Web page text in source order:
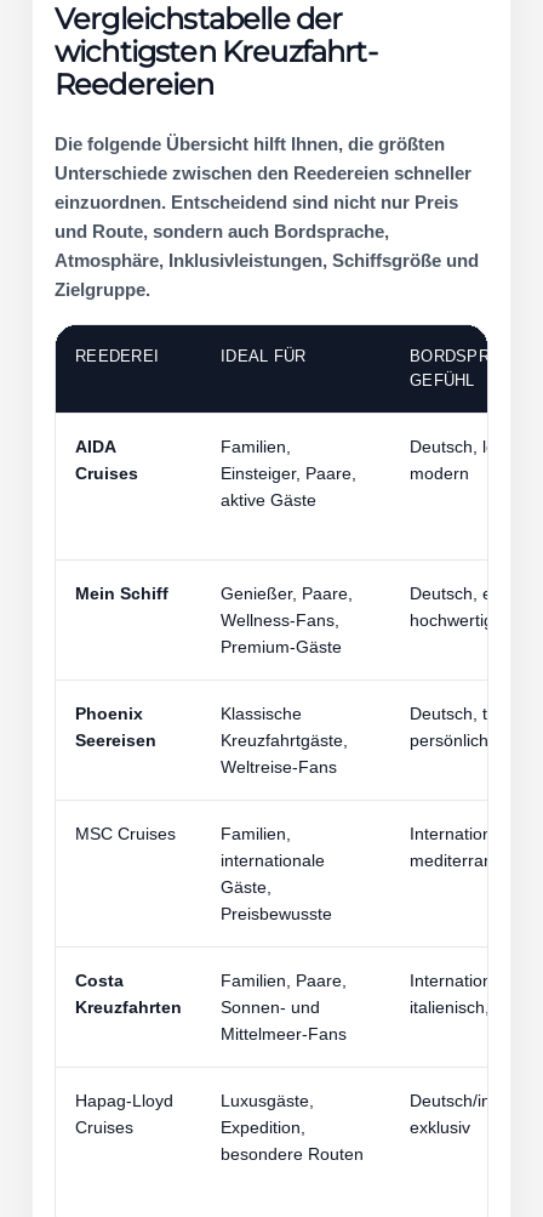
Vergleichstabelle der
wichtigsten Kreuzfahrt-
Reedereien
Die folgende Übersicht hilft Ihnen, die größten
Unterschiede zwischen den Reedereien schneller
einzuordnen. Entscheidend sind nicht nur Preis
und Route, sondern auch Bordsprache,
Atmosphäre, Inklusivleistungen, Schiffsgröße und
Zielgruppe.
REEDEREI IDEAL FÜR
BORDSPRACHE
GEFÜHL
AIDA
Cruises
Familien,
Einsteiger, Paare,
aktive Gäste
Deutsch, locker,
modern
Mein Schiff
Genießer, Paare,
Wellness-Fans,
Premium-Gäste
Deutsch,
hochwertig
Phoenix
Seereisen
Klassische
Kreuzfahrtgäste,
Weltreise-Fans
Deutsch,
persönlich
MSC Cruises
Familien,
internationale
Gäste,
Preisbewusste
International,
mediterran,
Costa
Kreuzfahrten
Familien, Paare,
Sonnen- und
Mittelmeer-Fans
International,
italienisch,
Hapag-Lloyd
Cruises
Luxusgäste,
Expedition,
besondere Routen
Deutsch/
exklusiv